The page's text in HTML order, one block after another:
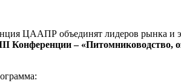
ЦААПР объединят лидеров рынка и
Конференции – «Питомниководство,